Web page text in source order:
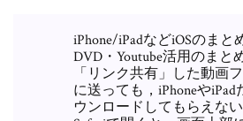
iPhone/iPadなどiOSのまと
DVD・Youtube活用のまと
「リンク共有」した動画
に送っても，iPhoneや
ウンロードしてもらえな